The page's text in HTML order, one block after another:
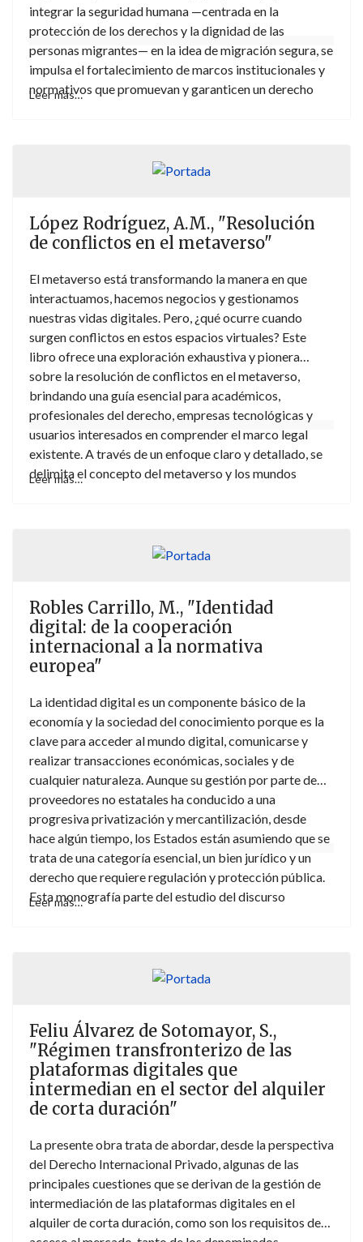
integrar la seguridad humana —centrada en la
protección de los derechos y la dignidad de las
personas migrantes— en la idea de migración segura, se
impulsa el fortalecimiento de marcos institucionales y
normativos que promuevan y garanticen un derecho
relación con la protección de las personas migrantes,
político, jurídico y académico en constante evolución,
aboga por la necesidad de trascender la obsesión por
gobernanza migratoria hacia la protección y respeto
de la dignidad de las personas migrantes.
Leer más…
López Rodríguez, A.M., "Resolución
de conflictos en el metaverso"
El metaverso está transformando la manera en que
interactuamos, hacemos negocios y gestionamos
nuestras vidas digitales. Pero, ¿qué ocurre cuando
surgen conflictos en estos espacios virtuales? Este
libro ofrece una exploración exhaustiva y pionera
sobre la resolución de conflictos en el metaverso,
brindando una guía esencial para académicos,
profesionales del derecho, empresas tecnológicas y
usuarios interesados en comprender el marco legal
existente. A través de un enfoque claro y detallado, se
delimita el concepto del metaverso y los mundos
de contratos, sociedades, bienes virtuales y propiedad
un área de creciente relevancia y complejidad. Uno de
los aspectos más innovadores en esta obra es el
estudio de mecanismos vanguardistas de resolución de
conflictos, como el arbitraje en la cadena de bloques
aplicable en un mundo donde las fronteras
tradicionales ya no existen. Este libro ofrece un recurso
imprescindible para comprender los desafíos legales
que plantea el metaverso en la actualidad y anticipar
los problemas jurídicos que surgirán en el futuro digital.
Leer más…
Robles Carrillo, M., "Identidad
digital: de la cooperación
internacional a la normativa
europea"
La identidad digital es un componente básico de la
economía y la sociedad del conocimiento porque es la
clave para acceder al mundo digital, comunicarse y
realizar transacciones económicas, sociales y de
cualquier naturaleza. Aunque su gestión por parte de
proveedores no estatales ha conducido a una
progresiva privatización y mercantilización, desde
hace algún tiempo, los Estados están asumiendo que se
trata de una categoría esencial, un bien jurídico y un
derecho que requiere regulación y protección pública.
Esta monografía parte del estudio del discurso
diferentes modalidades técnicas de identificación
tecnológico. Sobre esa base conceptual y técnica se
aborda el análisis de los modelos de cooperación
establecidos a nivel universal, interregional y regional
para ofrecer una panorámica exhaustiva, crítica y
constructiva del estado de regulación de la identidad
Leer más…
Feliu Álvarez de Sotomayor, S.,
"Régimen transfronterizo de las
plataformas digitales que
intermedian en el sector del alquiler
de corta duración"
La presente obra trata de abordar, desde la perspectiva
del Derecho Internacional Privado, algunas de las
principales cuestiones que se derivan de la gestión de
intermediación de las plataformas digitales en el
alquiler de corta duración, como son los requisitos de